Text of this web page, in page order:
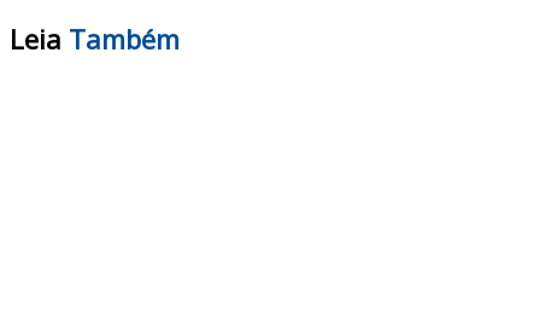
Leia Também